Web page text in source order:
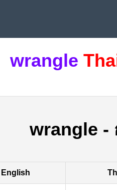
wrangle
wrangle -
English